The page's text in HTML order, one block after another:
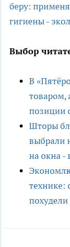
беру:
гигиены -
Выбор
В
товаром,
позиции
Шторы
выбрали
на окна -
технике: